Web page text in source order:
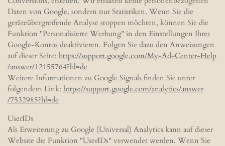
Daten von Google, sondern nur Statistiken. Wenn Sie die
geräteübergreifende Analyse stoppen möchten, können Sie die
Funktion "Personalisierte Werbung" in den Einstellungen Ihres
Google-Kontos deaktivieren. Folgen Sie dazu den Anweisungen
auf dieser Seite: https://support.google.com/My-Ad-Center-Help
/answer/12155764?hl=de
Weitere Informationen zu Google Signals finden Sie unter
folgendem Link: https://support.google.com/analytics/answer
/7532985?hl=de
UserIDs
Als Erweiterung zu Google (Universal) Analytics kann auf dieser
Website die Funktion "UserIDs" verwendet werden. Wenn Sie